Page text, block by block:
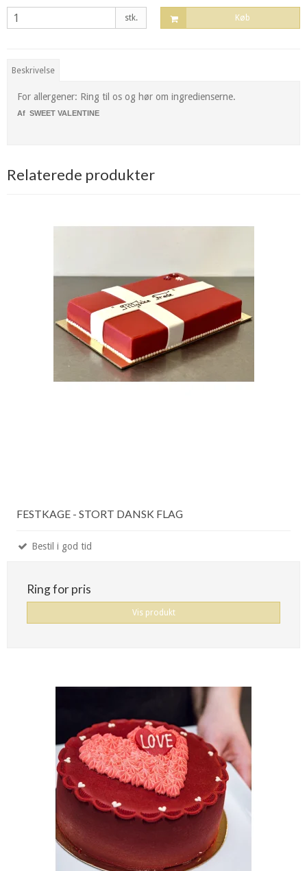
stk. Køb
Beskrivelse
For allergener: Ring til os og hør om ingredienserne.
Af SWEET VALENTINE
Relaterede produkter
FESTKAGE - STORT DANSK FLAG
Bestil i god tid
Ring for pris
Vis produkt